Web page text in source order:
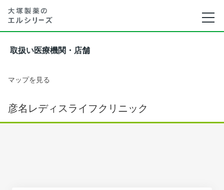
取扱い医療機関・店舗
マップを見る
彦名レディスライフクリニック